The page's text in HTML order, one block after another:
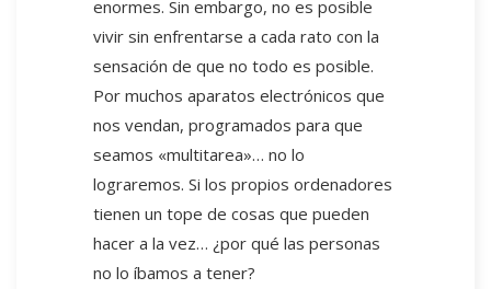
enormes. Sin embargo, no es posible
vivir sin enfrentarse a cada rato con la
sensación de que no todo es posible.
Por muchos aparatos electrónicos que
nos vendan, programados para que
seamos «multitarea»… no lo
lograremos. Si los propios ordenadores
tienen un tope de cosas que pueden
hacer a la vez… ¿por qué las personas
no lo íbamos a tener?